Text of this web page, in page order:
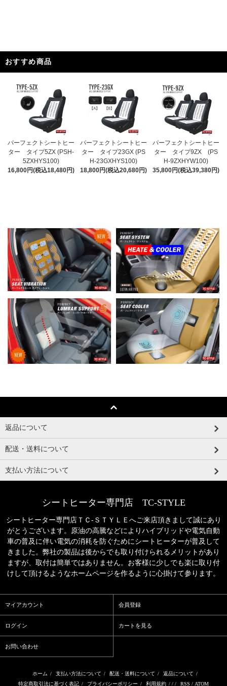
おすすめ商品
パーフェクトシートヒー
ター タイプ5ZX (PSH-
5ZXHYS100)
16,800円(税込18,480円)
パーフェクトシートヒー
ター タイプ23GX (PS
H-23GXHYS100)
18,800円(税込20,680円)
パーフェクトシートヒー
ター タイプ9ZX (PS
H-9ZXHYW100)
35,800円(税込39,380円)
返品について
配送・送料について
支払い方法について
シートヒーター専門店 TC-STYLE
シートヒーター専門店ＴＣ‐ＳＴＹＬＥへご来店頂きまして誠にあり
がとうございます。原油の高騰などによりハイブリッドや電気自動
車の普及に伴い電気の消耗を防ぐためにシートヒーターが普及して
きました。弊社の製品は後からでも取り付けられるメリットがあり
ますが、取付は簡単ではありません。お客様に少しでも楽に取り付
けして頂けるようなホームページを作るように心掛けて参ります。
マイアカウント 会員登録
ログイン カートを見る
お問い合わせ
ホーム / 支払い方法について / 配送・送料について / 返品について /
特定商取引法に基づく表記 / プライバシーポリシー / 利用規約 / / / RSS / ATOM